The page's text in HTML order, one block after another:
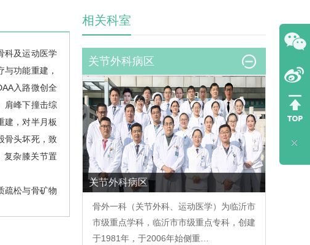
科及运动医学
功能重建，
入路微创全
肩峰下撞击综
建，对半月板
骨头坏死，致
复杂膝关节置
疏松与骨矿物
相关科室
关节外科病区
关节外科病区
骨外一科（关节外科、运动医学）为临沂市
市级重点学科，临沂市市级重点专科，创建
于1981年，于2006年始侧重…